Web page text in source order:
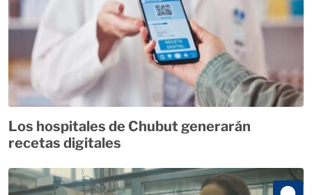
Los hospitales de Chubut generarán
recetas digitales